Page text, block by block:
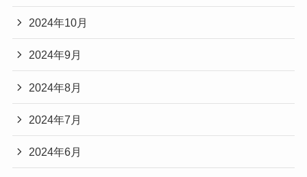
2024年10月
2024年9月
2024年8月
2024年7月
2024年6月